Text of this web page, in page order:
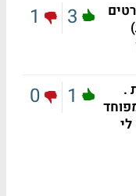
3
1
.
1
0